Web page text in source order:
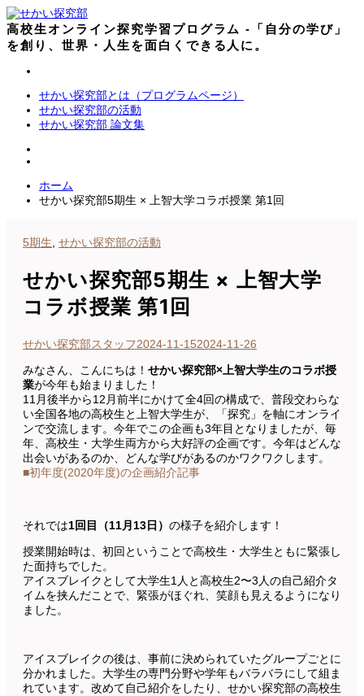
コ
ン
テ
高校生オンライン探究学習プログラム -「自分の学び」
を創り、世界・人生を面白くできる人に。
せかい探究部とは（プログラムページ）
せかい探究部の活動
せかい探究部 論文集
ホーム
せかい探究部5期生 × 上智大学コラボ授業 第1回
5期生 せかい探究部の活動
せかい探究部5期生 × 上智大学
コラボ授業 第1回
せかい探究部スタッフ 2024-11-152024-11-26
みなさん、こんにちは！ せかい探究部×上智大学生のコラボ授
業が今年も始まりました！
11月後半から12月前半にかけて全4回の構成で、普段交わらな
い全国各地の高校生と上智大学生が、「探究」を軸にオンライ
ンで交流します。今年でこの企画も3年目となりましたが、毎
年、高校生・大学生両方から大好評の企画です。今年はどんな
出会いがあるのか、どんな学びがあるのかワクワクします。
■初年度(2020年度)の企画紹介記事
それでは1回目（11月13日） の様子を紹介します！
授業開始時は、初回ということで高校生・大学生ともに緊張し
た面持ちでした。
アイスブレイクとして大学生1人と高校生2〜3人の自己紹介タ
イムを挟んだことで、緊張がほぐれ、笑顔も見えるようになり
ました。
アイスブレイクの後は、事前に決められていたグループごとに
分かれました。大学生の専門分野や学年もバラバラにして組ま
れています。改めて自己紹介をしたり、せかい探究部の高校生